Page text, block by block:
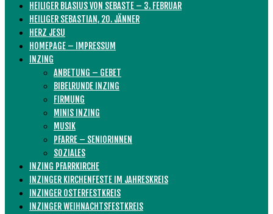
HEILIGER BLASIUS VON SEBASTE – 3. FEBRUAR
HEILIGER SEBASTIAN, 20. JÄNNER
HERZ JESU
HOMEPAGE – IMPRESSUM
INZING
ANBETUNG – GEBET
BIBELRUNDE INZING
FIRMUNG
MINIS INZING
MUSIK
PFARRE – SENIORINNEN
SOZIALES
INZING PFARRKIRCHE
INZINGER KIRCHENFESTE IM JAHRESKREIS
INZINGER OSTERFESTKREIS
INZINGER WEIHNACHTSFESTKREIS